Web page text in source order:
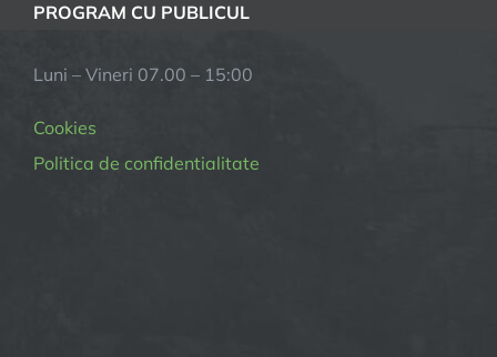
PROGRAM CU PUBLICUL
Luni – Vineri 07.00 – 15:00
Cookies
Politica de confidentialitate